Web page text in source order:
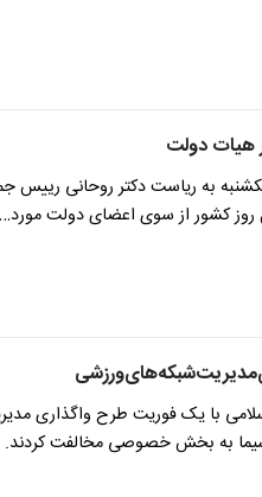
هیات دولت
به ریاست دکتر روحانی رییس
روز کشور از سوی اعضای دولت مورد…
با یک فوریت طرح واگذاری
به بخش خصوصی مخالفت کردند.